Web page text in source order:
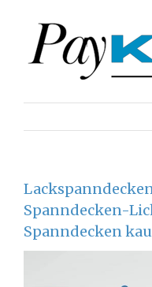
springen
Spanndecken-
Spanndecken